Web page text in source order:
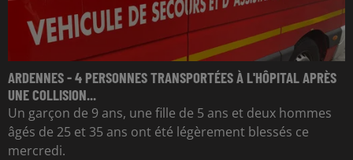
ARDENNES - 4 PERSONNES TRANSPORTÉES À L'HÔPITAL APRÈS
UNE COLLISION...
Un garçon de 9 ans, une fille de 5 ans et deux hommes
âgés de 25 et 35 ans ont été légèrement blessés ce
mercredi.